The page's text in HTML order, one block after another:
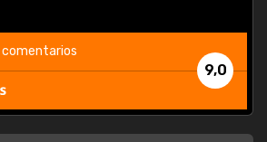
9,0
comentarios